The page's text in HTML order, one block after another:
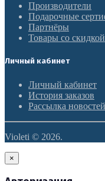
Производители
Подарочные
Партнёры
Товары со скидкой
Личный кабинет
Личный кабинет
История заказов
Рассылка новостей
Violeti © 2026.
×